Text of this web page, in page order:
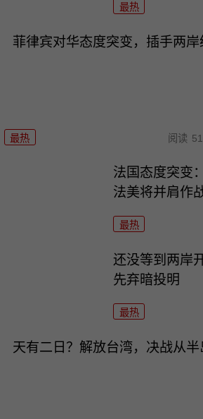
最热
菲律宾对华态度突变，插手两岸
最热 阅读
法国态度突变
法美将并肩作
最热
还没等到两岸
先弃暗投明
最热
天有二日？解放台湾，决战从半